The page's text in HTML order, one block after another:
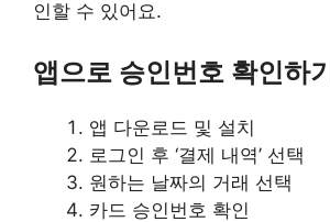
인할 수 있어요.
앱으로 승인번호 확인하기
앱 다운로드 및 설치
로그인 후 ‘결제 내역’ 선택
원하는 날짜의 거래 선택
카드 승인번호 확인